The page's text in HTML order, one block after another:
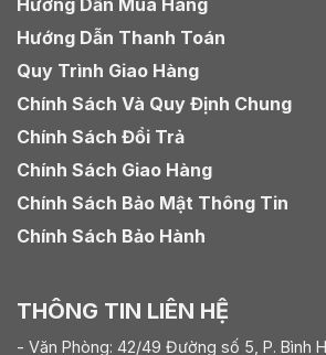
Hướng Dẫn Mua Hàng
Hướng Dẫn Thanh Toán
Quy Trình Giao Hàng
Chính Sách Và Quy Định Chung
Chính Sách Đổi Trả
Chính Sách Giao Hàng
Chính Sách Bảo Mật Thông Tin
Chính Sách Bảo Hành
THÔNG TIN LIÊN HỆ
- Văn Phòng: 42/49 Đường số 5, P. Bình